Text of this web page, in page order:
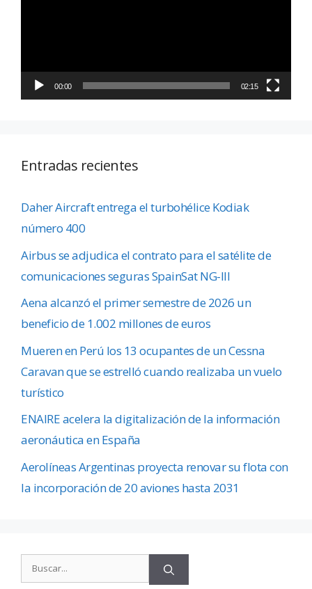
00:00 02:15
Entradas recientes
Daher Aircraft entrega el turbohélice Kodiak
número 400
Airbus se adjudica el contrato para el satélite de
comunicaciones seguras SpainSat NG-III
Aena alcanzó el primer semestre de 2026 un
beneficio de 1.002 millones de euros
Mueren en Perú los 13 ocupantes de un Cessna
Caravan que se estrelló cuando realizaba un vuelo
turístico
ENAIRE acelera la digitalización de la información
aeronáutica en España
Aerolíneas Argentinas proyecta renovar su flota con
la incorporación de 20 aviones hasta 2031